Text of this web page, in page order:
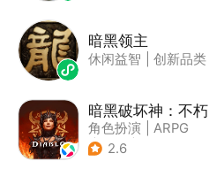
暗黑领主
休闲益智 创新品类
暗黑破坏神：不朽
角色扮演
ARPG
| 奇幻
2.6